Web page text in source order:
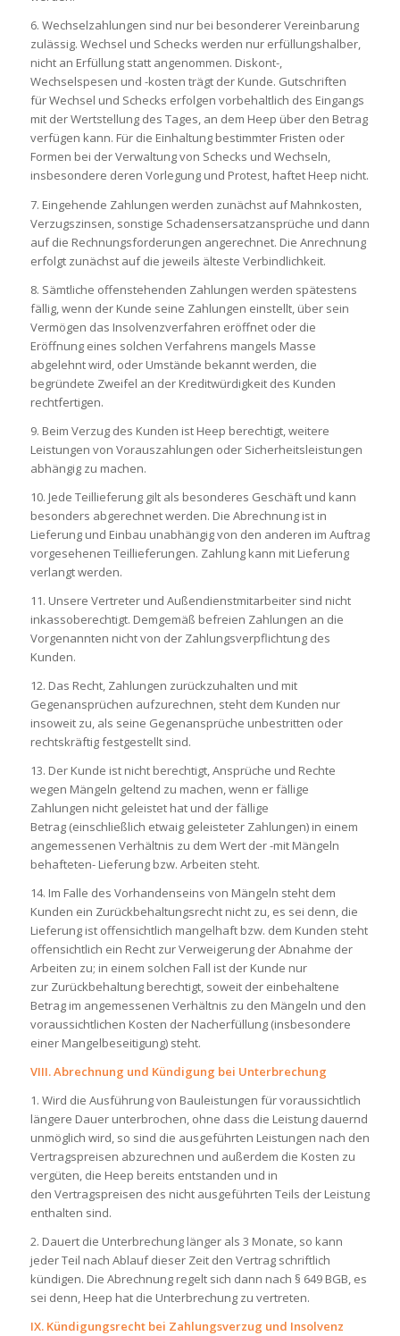
6. Wechselzahlungen sind nur bei besonderer Vereinbarung
zulässig. Wechsel und Schecks werden nur erfüllungshalber,
nicht an Erfüllung statt angenommen. Diskont-,
Wechselspesen und -kosten trägt der Kunde. Gutschriften
für Wechsel und Schecks erfolgen vorbehaltlich des Eingangs
mit der Wertstellung des Tages, an dem Heep über den Betrag
verfügen kann. Für die Einhaltung bestimmter Fristen oder
Formen bei der Verwaltung von Schecks und Wechseln,
insbesondere deren Vorlegung und Protest, haftet Heep nicht.
7. Eingehende Zahlungen werden zunächst auf Mahnkosten,
Verzugszinsen, sonstige Schadensersatzansprüche und dann
auf die Rechnungsforderungen angerechnet. Die Anrechnung
erfolgt zunächst auf die jeweils älteste Verbindlichkeit.
8. Sämtliche offenstehenden Zahlungen werden spätestens
fällig, wenn der Kunde seine Zahlungen einstellt, über sein
Vermögen das Insolvenzverfahren eröffnet oder die
Eröffnung eines solchen Verfahrens mangels Masse
abgelehnt wird, oder Umstände bekannt werden, die
begründete Zweifel an der Kreditwürdigkeit des Kunden
rechtfertigen.
9. Beim Verzug des Kunden ist Heep berechtigt, weitere
Leistungen von Vorauszahlungen oder Sicherheitsleistungen
abhängig zu machen.
10. Jede Teillieferung gilt als besonderes Geschäft und kann
besonders abgerechnet werden. Die Abrechnung ist in
Lieferung und Einbau unabhängig von den anderen im Auftrag
vorgesehenen Teillieferungen. Zahlung kann mit Lieferung
verlangt werden.
11. Unsere Vertreter und Außendienstmitarbeiter sind nicht
inkassoberechtigt. Demgemäß befreien Zahlungen an die
Vorgenannten nicht von der Zahlungsverpflichtung des
Kunden.
12. Das Recht, Zahlungen zurückzuhalten und mit
Gegenansprüchen aufzurechnen, steht dem Kunden nur
insoweit zu, als seine Gegenansprüche unbestritten oder
rechtskräftig festgestellt sind.
13. Der Kunde ist nicht berechtigt, Ansprüche und Rechte
wegen Mängeln geltend zu machen, wenn er fällige
Zahlungen nicht geleistet hat und der fällige
Betrag (einschließlich etwaig geleisteter Zahlungen) in einem
angemessenen Verhältnis zu dem Wert der -mit Mängeln
behafteten- Lieferung bzw. Arbeiten steht.
14. Im Falle des Vorhandenseins von Mängeln steht dem
Kunden ein Zurückbehaltungsrecht nicht zu, es sei denn, die
Lieferung ist offensichtlich mangelhaft bzw. dem Kunden steht
offensichtlich ein Recht zur Verweigerung der Abnahme der
Arbeiten zu; in einem solchen Fall ist der Kunde nur
zur Zurückbehaltung berechtigt, soweit der einbehaltene
Betrag im angemessenen Verhältnis zu den Mängeln und den
voraussichtlichen Kosten der Nacherfüllung (insbesondere
einer Mangelbeseitigung) steht.
VIII. Abrechnung und Kündigung bei Unterbrechung
1. Wird die Ausführung von Bauleistungen für voraussichtlich
längere Dauer unterbrochen, ohne dass die Leistung dauernd
unmöglich wird, so sind die ausgeführten Leistungen nach den
Vertragspreisen abzurechnen und außerdem die Kosten zu
vergüten, die Heep bereits entstanden und in
den Vertragspreisen des nicht ausgeführten Teils der Leistung
enthalten sind.
2. Dauert die Unterbrechung länger als 3 Monate, so kann
jeder Teil nach Ablauf dieser Zeit den Vertrag schriftlich
kündigen. Die Abrechnung regelt sich dann nach § 649 BGB, es
sei denn, Heep hat die Unterbrechung zu vertreten.
IX. Kündigungsrecht bei Zahlungsverzug und Insolvenz